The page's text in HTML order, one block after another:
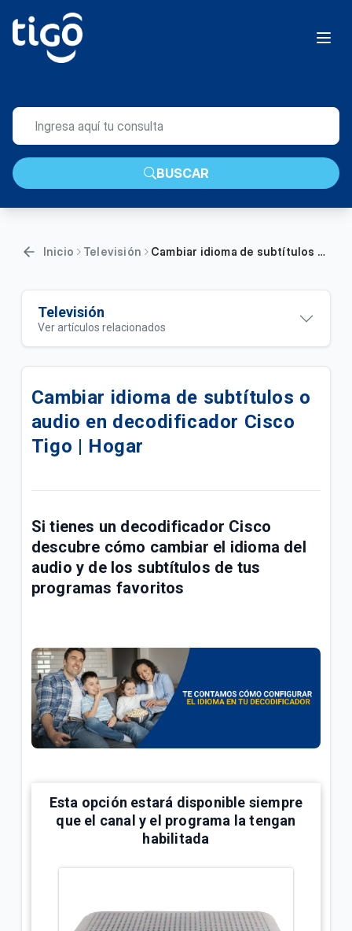
BUSCAR
Inicio Televisión Cambiar idioma de subtítulos o audio en decodificador Cisco Tigo | Hogar
Televisión
Ver artículos relacionados
Cambios en algunos canales de TV Tigo | General
¿Cómo conectar con un proveedor e iniciar sesión
en HBO Max? | General
Conoce la barra de sugerencias de mi Tigo ONEtv |
decodificador Opentech Tigo | Hogar
Decodificador Tigo SEI Robotics | Hogar
¿Cómo configurar mi control remoto Tigo SEI
No tengo señal de televisión Tigo | General
¿Cómo configurar mi control Cisco Tigo? | Hogar
¿Cómo bloquear canales o programas en Televisión
Tigo? | Hogar
Hogar
Cambiar idioma de subtítulos o
audio en decodificador Cisco
Tigo | Hogar
Si tienes un decodificador Cisco
descubre cómo cambiar el idioma del
audio y de los subtítulos de tus
programas favoritos
Esta opción estará disponible siempre
que el canal y el programa la tengan
habilitada